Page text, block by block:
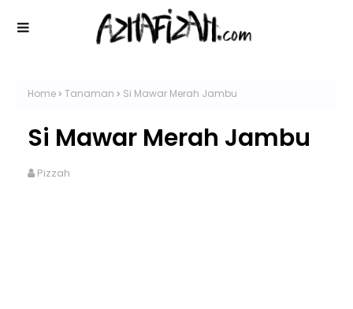
Home Tanaman Si Mawar Merah Jambu
Si Mawar Merah Jambu
Pizzah